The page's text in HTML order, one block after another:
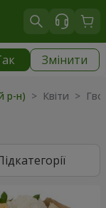
Змінити
н)| 900 грн
р-н) > Квіти >